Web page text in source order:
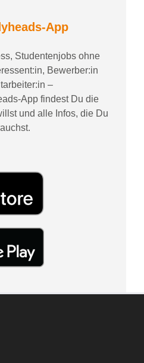
App
Studentenjobs ohne
Bewerber:in
–
App findest Du die
und alle Infos, die Du